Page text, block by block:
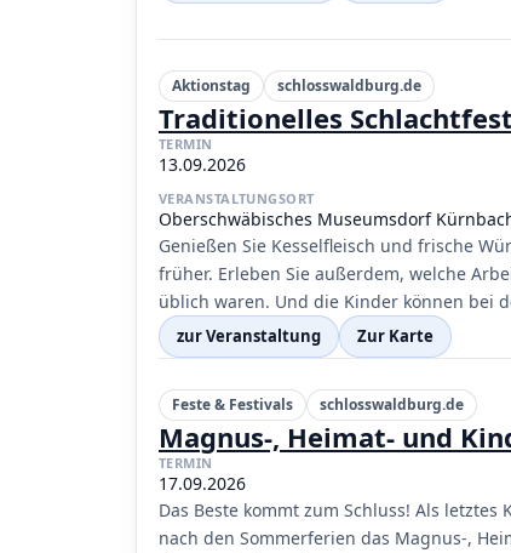
Aktionstag schlosswaldburg.de
Traditionelles Schlachtfest
TERMIN
13.09.2026
VERANSTALTUNGSORT
Oberschwäbisches Museumsdorf
Genießen Sie Kesselfleisch und frische
früher. Erleben Sie außerdem, welche
üblich waren. Und die Kinder können bei
zur Veranstaltung Zur Karte
Feste & Festivals schlosswaldburg.de
Magnus-, Heimat- und
TERMIN
17.09.2026
Das Beste kommt zum Schluss! Als
nach den Sommerferien das Magnus-,